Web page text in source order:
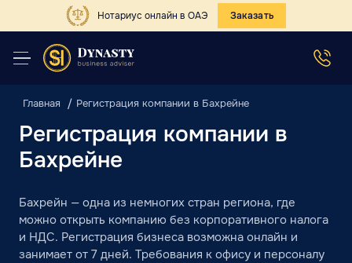
Нотариус онлайн в ОАЭ Заказать
Главная Регистрация компании в Бахрейне
Регистрация компании в
Бахрейне
Бахрейн — одна из немногих стран региона, где
можно открыть компанию без корпоративного налога
и НДС. Регистрация бизнеса возможна онлайн и
занимает от 7 дней. Требования к офису и персоналу